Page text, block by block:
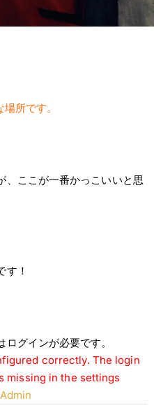
所です。
、ここが一番かっこいいと思
す！
グインが必要です。
correctly. The login
missing in the settings
Admin